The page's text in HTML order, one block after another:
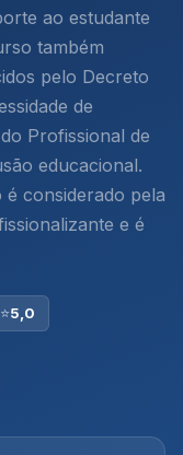
ao estudante
também
pelo Decreto
de
Profissional de
educacional.
é considerado pela
e é
⭐5,0